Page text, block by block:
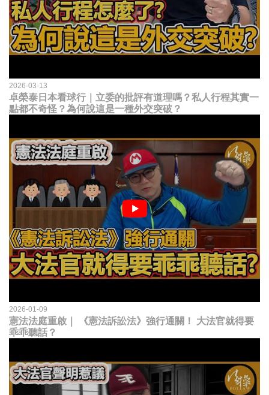
2026-03-13
卓榮泰日本看球行｜立委的批評有道理嗎？私人行程其實一
點都不奇怪？為何說這是一種外交突破？
2026-01-09
憲法法庭重啟｜ 《憲法訴訟法》強行通關！ 大法官就得要
乖乖聽話？